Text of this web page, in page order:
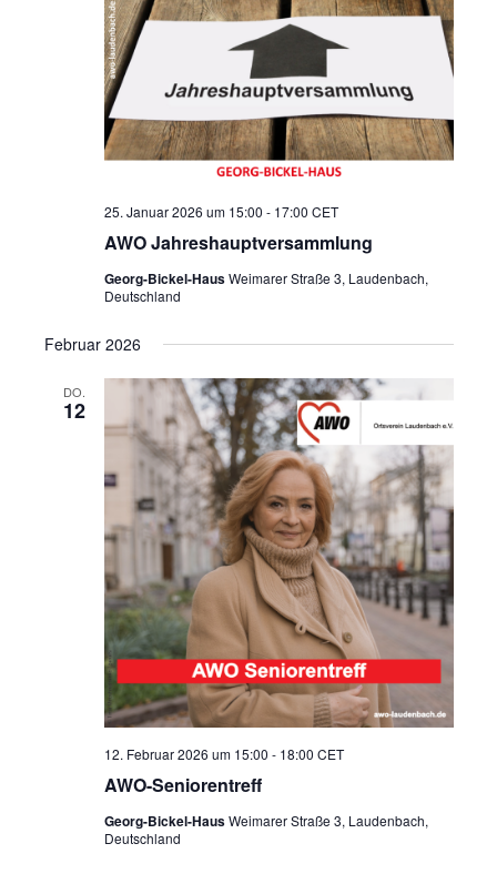
AWO Jahreshauptversammlung
25. Januar 2026 um 15:00 - 17:00 CET
Georg-Bickel-HausWeimarer Straße 3, Laudenbach,
Deutschland
Februar 2026
DO.
12
AWO-Seniorentreff
12. Februar 2026 um 15:00 - 18:00 CET
Georg-Bickel-HausWeimarer Straße 3, Laudenbach,
Deutschland